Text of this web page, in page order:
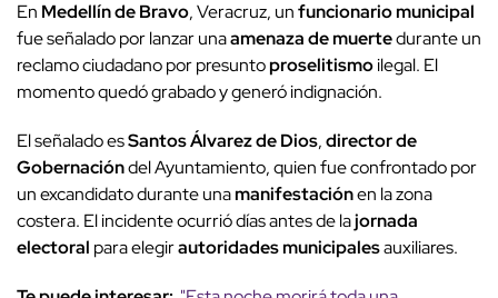
En Medellín de Bravo, Veracruz, unfuncionario municipal
fue señalado por lanzar unaamenaza de muertedurante un
reclamo ciudadano por presuntoproselitismoilegal. El
momento quedó grabado y generó indignación.
El señalado esSantos Álvarez de Dios,director de
Gobernacióndel Ayuntamiento, quien fue confrontado por
un excandidato durante unamanifestaciónen la zona
costera. El incidente ocurrió días antes de lajornada
electoral para elegirautoridades municipalesauxiliares.